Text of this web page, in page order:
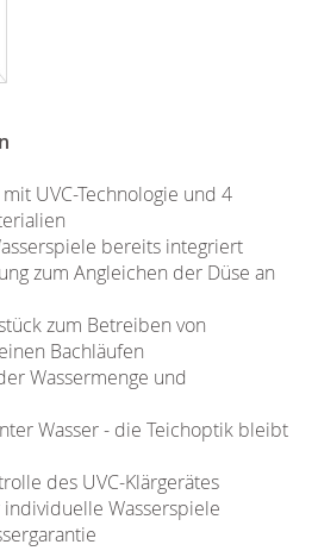
UVC-Technologie und 4
bereits integriert
zum Angleichen der Düse an
zum Betreiben von
Bachläufen
Wassermenge und
Wasser - die Teichoptik bleibt
des UVC-Klärgerätes
Wasserspiele